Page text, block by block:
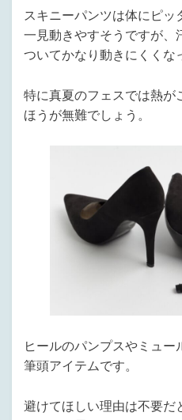
スキニーパンツは体にピッ
一見動きやすそうですが、
ついてかなり動きにくくな
特に真夏のフェスでは熱が
ほうが無難でしょう。
ヒールのパンプスやミュ
筆頭アイテムです。
避けてほしい理由は不要だ